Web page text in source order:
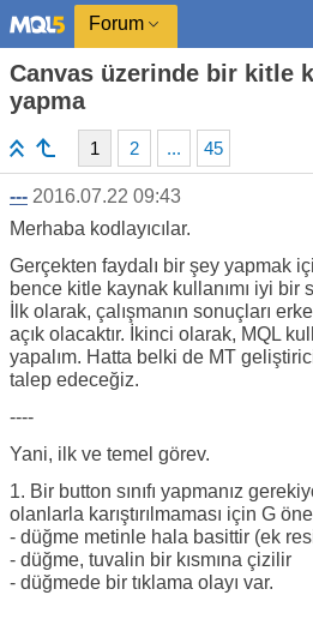
Forum
Canvas üzerinde bir kitle
yapma
1 2 ... 45
--- 2016.07.22 09:43
Merhaba kodlayıcılar.
Gerçekten faydalı bir şey yapmak
bence kitle kaynak kullanımı iyi bir
İlk olarak, çalışmanın sonuçları
açık olacaktır. İkinci olarak, MQL
yapalım. Hatta belki de MT
talep edeceğiz.
----
Yani, ilk ve temel görev.
1. Bir button sınıfı yapmanız
olanlarla karıştırılmaması için G
- düğme metinle hala basittir (ek
- düğme, tuvalin bir kısmına çizilir
- düğmede bir tıklama olayı var.